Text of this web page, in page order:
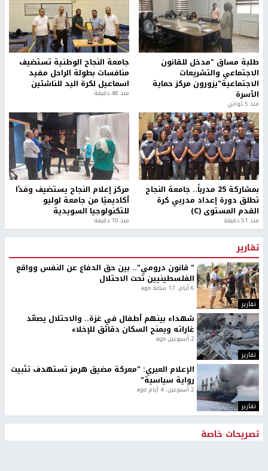
طلبة مساق "مدخل للقانون
الاجتماعي والتشريعات
الاجتماعية"يزورون مركز حماية
الأسرة
منذ 5 ثواني
جامعة النجاح الوطنية تستضيف
منافسات بطولة الراحل مفيد
اسماعيل لكرة اليد للناشئين
منذ 48 دقيقة
بمشاركة 25 مدرباً.. جامعة النجاح
تطلق دورة إعداد مدربي كرة
القدم المستوى (C)
منذ 51 دقيقة
مركز إعلام النجاح يستضيف وفدًا
أكاديميًا من جامعة لوليو
للتكنولوجيا السويدية
منذ 10 دقيقة
تقارير
تقارير
" قانون درومي".. بين حق الدفاع عن النفس وواقع
الفلسطينيين تحت الاحتلال
6 أيام، 17 ساعة ago
تقارير
شهداء بينهم أطفال في غزة.. والاحتلال يصعّد
غاراته ويمنح السكان دقائق للإخلاء
2 أسبوعين ago
تقارير
الإعلام العبري: "معركة مضيق هرمز تستهدف تثبيت
رواية سياسية"
2 أسبوعين، 4 أيام ago
تصريحات خاصة